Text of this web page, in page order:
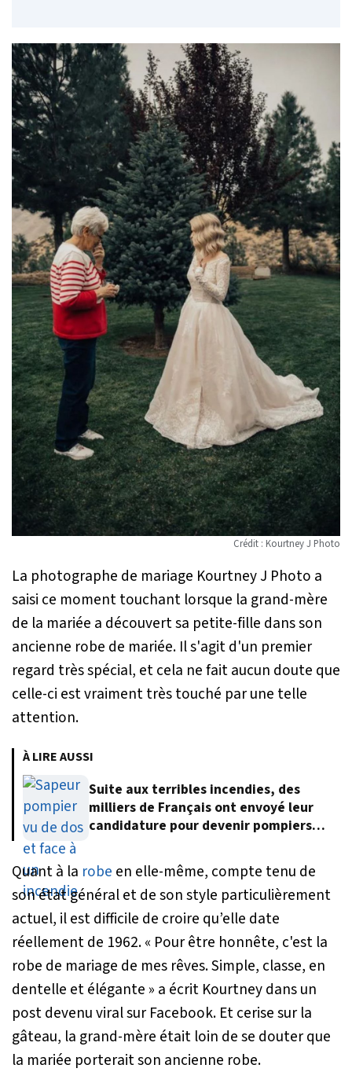
Crédit : Kourtney J Photo
La photographe de mariage Kourtney J Photo a
saisi ce moment touchant lorsque la grand-mère
de la mariée a découvert sa petite-fille dans son
ancienne robe de mariée. Il s'agit d'un premier
regard très spécial, et cela ne fait aucun doute que
celle-ci est vraiment très touché par une telle
attention.
À LIRE AUSSI
Suite aux terribles incendies, des
milliers de Français ont envoyé leur
candidature pour devenir pompiers
Quant à la robe en elle-même, compte tenu de
son état général et de son style particulièrement
actuel, il est difficile de croire qu’elle date
réellement de 1962.« Pour être honnête, c'est la
robe de mariage de mes rêves. Simple, classe, en
dentelle et élégante » a écrit Kourtney dans un
post devenu viral sur Facebook. Et cerise sur la
gâteau, la grand-mère était loin de se douter que
la mariée porterait son ancienne robe.